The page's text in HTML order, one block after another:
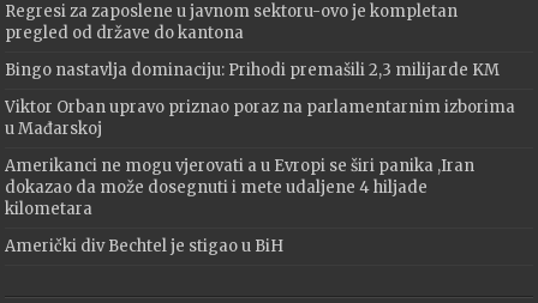
Regresi za zaposlene u javnom sektoru-ovo je kompletan
pregled od države do kantona
Bingo nastavlja dominaciju: Prihodi premašili 2,3 milijarde KM
Viktor Orban upravo priznao poraz na parlamentarnim izborima
u Mađarskoj
Amerikanci ne mogu vjerovati a u Evropi se širi panika ,Iran
dokazao da može dosegnuti i mete udaljene 4 hiljade
kilometara
Američki div Bechtel je stigao u BiH